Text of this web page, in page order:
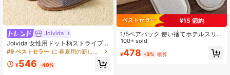
Joivida
Joivida 女性用ドット柄ストライプホ
ームスリッパ、フロアスリッパ、寝
ます。シンプルで快適なホームシュ
#9 ベストセラー に 春夏用の新しい靴 ホームスリッパ
¥546 -40%
¥15 節約
1/5ペアパック 使い捨てホテルスリッ
パ - 通気性、滑り止め、厚手、快
適、防臭設計、家庭、ゲストハウ
ス、商業施設、掃除、室内、カジュ
100+ sold
¥478 -3% 概算